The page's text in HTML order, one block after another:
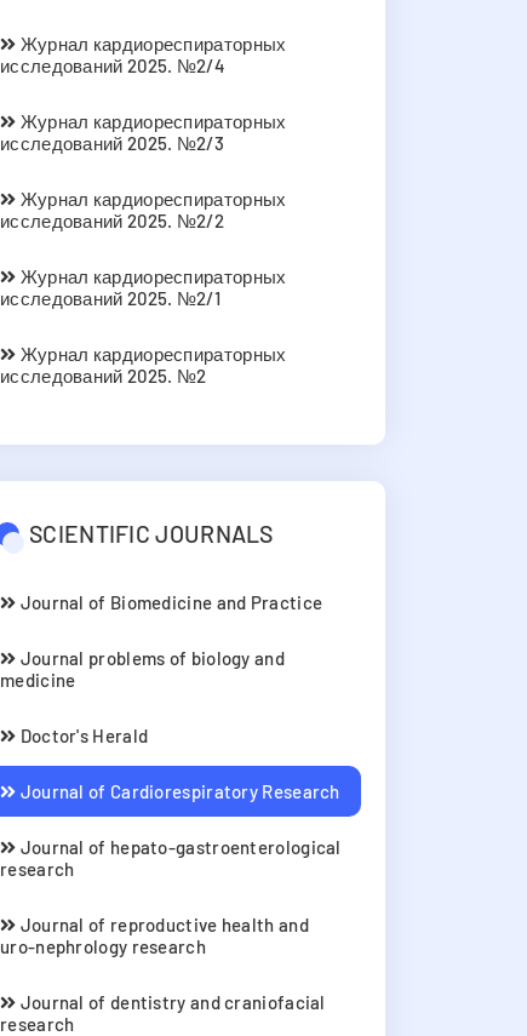
Журнал кардиореспираторных
исследований 2025. №2/4
Журнал кардиореспираторных
исследований 2025. №2/3
Журнал кардиореспираторных
исследований 2025. №2/2
Журнал кардиореспираторных
исследований 2025. №2/1
Журнал кардиореспираторных
исследований 2025. №2
SCIENTIFIC JOURNALS
Journal of Biomedicine and Practice
Journal problems of biology and
medicine
Doctor's Herald
Journal of Cardiorespiratory Research
Journal of hepato-gastroenterological
research
Journal of reproductive health and
uro-nephrology research
Journal of dentistry and craniofacial
research